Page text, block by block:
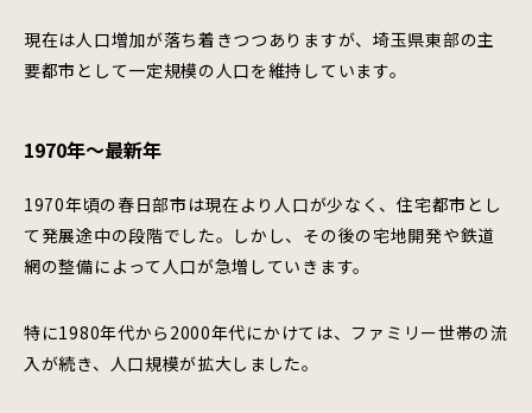
現在は人口増加が落ち着きつつありますが、埼玉県東部の主
要都市として一定規模の人口を維持しています。
1970年〜最新年
1970年頃の春日部市は現在より人口が少なく、住宅都市とし
て発展途中の段階でした。しかし、その後の宅地開発や鉄道
網の整備によって人口が急増していきます。
特に1980年代から2000年代にかけては、ファミリー世帯の流
入が続き、人口規模が拡大しました。